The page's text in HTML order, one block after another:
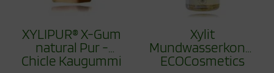
XYLIPUR® X-Gum
natural Pur -
Chicle Kaugummi
Xylit
ECOCosmetics